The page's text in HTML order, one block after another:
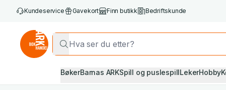
Kundeservice Gavekort Finn butikk Bedriftskunde
BøkerBarnas ARKSpill og puslespillLekerHobby